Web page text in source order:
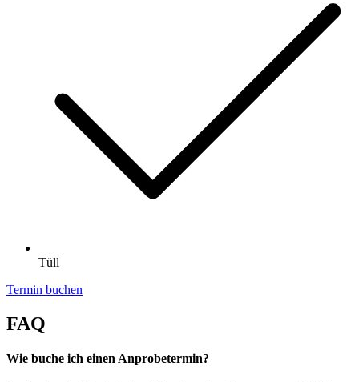
Tüll
Termin buchen
FAQ
Wie buche ich einen Anprobetermin?